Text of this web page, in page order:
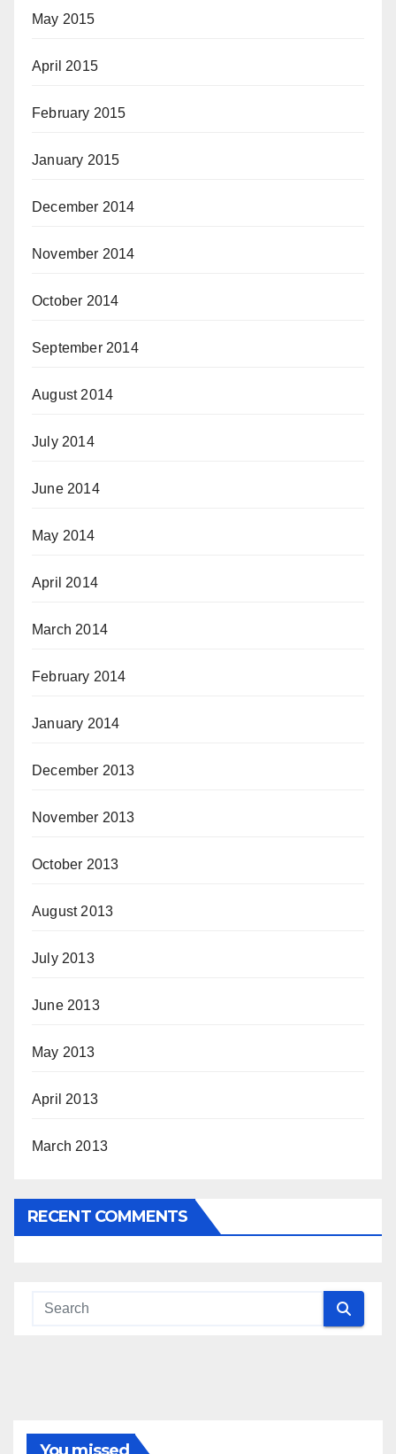
May 2015
April 2015
February 2015
January 2015
December 2014
November 2014
October 2014
September 2014
August 2014
July 2014
June 2014
May 2014
April 2014
March 2014
February 2014
January 2014
December 2013
November 2013
October 2013
August 2013
July 2013
June 2013
May 2013
April 2013
March 2013
RECENT COMMENTS